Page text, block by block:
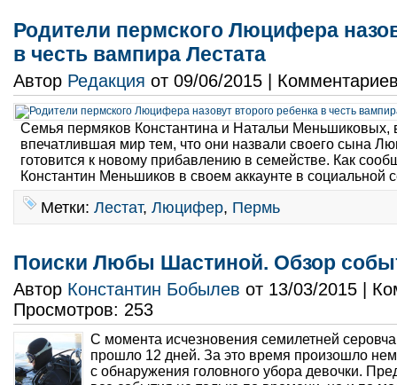
Родители пермского Люцифера
в честь вампира Лестата
Автор Редакция от 09/06/2015 |
Семья пермяков Константина и Натальи Меньшиковых,
впечатлившая мир тем, что они назвали своего сына
готовится к новому прибавлению в семействе. Как
Константин Меньшиков в своем аккаунте в социальной
Метки: Лестат, Люцифер, Пермь
Поиски Любы Шастиной. Обзор
Автор Константин Бобылев от 13/03/2015 |
Просмотров: 253
С момента исчезновения семилетней
прошло 12 дней. За это время произошло
с обнаружения головного убора девочки.